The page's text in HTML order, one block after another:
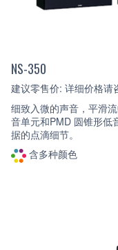
NS-350
建议零售价: 详细价格请
细致入微的声音，平滑
音单元和PMD 圆锥形低
据的点滴细节。
含多种颜色